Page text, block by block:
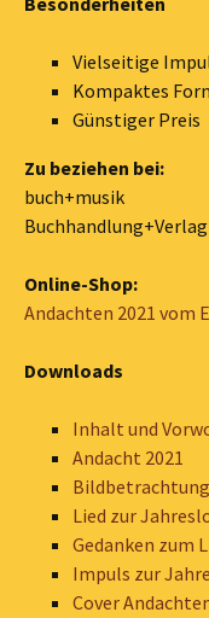
Vielseitige
Kompaktes
Günstiger Preis
Zu beziehen bei:
buch+musik
Online-Shop:
Andachten 2021 vom
Downloads
Inhalt und
Andacht 2021
Lied zur
Gedanken zum
Impuls zur
Cover